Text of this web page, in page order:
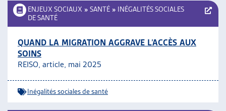
ENJEUX SOCIAUX » SANTÉ » INÉGALITÉS SOCIALES
DE SANTÉ
QUAND LA MIGRATION AGGRAVE L’ACCÈS AUX
SOINS
REISO, article, mai 2025
Inégalités sociales de santé